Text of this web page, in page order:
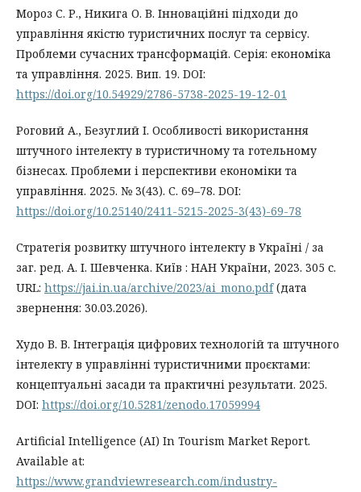
Мороз С. Р., Никига О. В. Інноваційні підходи до
управління якістю туристичних послуг та сервісу.
Проблеми сучасних трансформацій. Серія: економіка
та управління. 2025. Вип. 19. DOI:
https://doi.org/10.54929/2786-5738-2025-19-12-01
Роговий А., Безуглий І. Особливості використання
штучного інтелекту в туристичному та готельному
бізнесах. Проблеми і перспективи економіки та
управління. 2025. № 3(43). С. 69–78. DOI:
https://doi.org/10.25140/2411-5215-2025-3(43)-69-78
Стратегія розвитку штучного інтелекту в Україні / за
заг. ред. А. І. Шевченка. Київ : НАН України, 2023. 305 с.
URL: https://jai.in.ua/archive/2023/ai_mono.pdf(дата
звернення: 30.03.2026).
Худо В. В. Інтеграція цифрових технологій та штучного
інтелекту в управлінні туристичними проєктами:
концептуальні засади та практичні результати. 2025.
DOI: https://doi.org/10.5281/zenodo.17059994
Artificial Intelligence (AI) In Tourism Market Report.
Available at:
https://www.grandviewresearch.com/industry-